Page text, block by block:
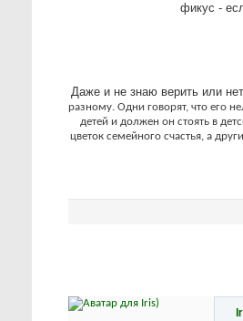
фикус -
Даже и не знаю верить или
разному. Одни говорят, что его
детей и должен он стоять в
цветок семейного счастья, а